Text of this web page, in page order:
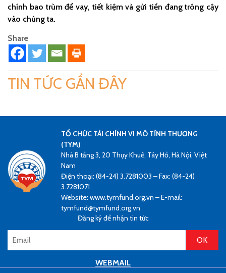
chính bao trùmđể vay, tiết kiệm và gửi tiền đang trông cậy
vào chúng ta.
Share
TIN TỨC GẦN ĐÂY
TỔ CHỨC TÀI CHÍNH VI MÔ TÌNH THƯƠNG
(TYM)
Nhà B tầng 3, 20 Thụy Khuê, Tây Hồ, Hà Nội, Việt
Nam
Điện thoại: (84-24) 3.7281003 – Fax: (84-24)
3.7281071
Website: www.tymfund.org.vn – E-mail:
tymfund@tymfund.org.vn
Đăng ký để nhận tin tức
WEBMAIL